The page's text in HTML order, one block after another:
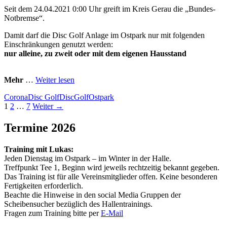
Seit dem 24.04.2021 0:00 Uhr greift im Kreis Gerau die „Bundes-
Notbremse“.
Damit darf die Disc Golf Anlage im Ostpark nur mit folgenden
Einschränkungen genutzt werden:
nur alleine, zu zweit oder mit dem eigenen Hausstand
Mehr … Weiter lesen
CoronaDisc GolfDiscGolfOstpark
Beitragsnavigation
1 2 … 7 Weiter →
Termine 2026
Training mit Lukas:
Jeden Dienstag im Ostpark – im Winter in der Halle.
Treffpunkt Tee 1, Beginn wird jeweils rechtzeitig bekannt gegeben.
Das Training ist für alle Vereinsmitglieder offen. Keine besonderen
Fertigkeiten erforderlich.
Beachte die Hinweise in den social Media Gruppen der
Scheibensucher bezüglich des Hallentrainings.
Fragen zum Training bitte perE-Mail